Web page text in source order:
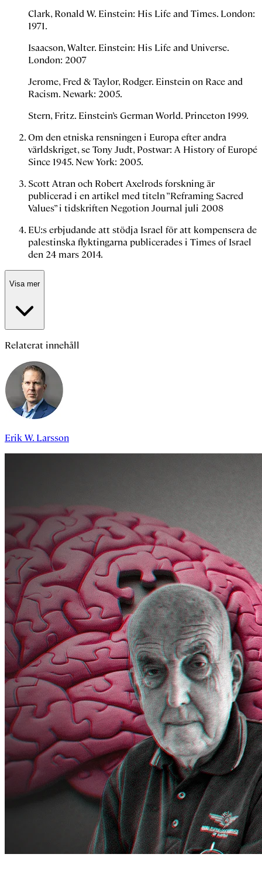
Clark, Ronald W. Einstein: His Life and Times. London:
1971.
Isaacson, Walter. Einstein: His Life and Universe.
London: 2007
Jerome, Fred & Taylor, Rodger. Einstein on Race and
Racism. Newark: 2005.
Stern, Fritz. Einstein’s German World. Princeton 1999.
Om den etniska rensningen i Europa efter andra
världskriget, se Tony Judt,Postwar: A History of Europé
Since 1945. New York: 2005.
Scott Atran och Robert Axelrods forskning är
publicerad i en artikel med titeln ”Reframing Sacred
Values” i tidskriften Negotion Journal juli 2008
EU:s erbjudande att stödja Israel för att kompensera de
palestinska flyktingarna publicerades i Times of Israel
den 24 mars 2014.
Visa mer
Relaterat innehåll
Erik W. Larsson